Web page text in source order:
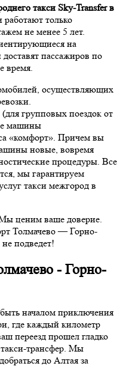
такси Sky-Transfer в
только
не менее 5 лет.
на
пассажиров по
время.
осуществляющих
групповых поездок от
машины
«комфорт». Причем вы
новые, вовремя
процедуры. Все
мы гарантируем
такси межгород в
ценим ваше доверие.
Толмачево — Горно-
подведет!
- Горно-
началом приключения
где каждый километр
переезд прошел гладко
такси-трансфер. Мы
до Алтая за